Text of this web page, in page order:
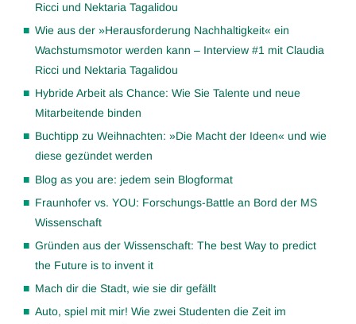
Ricci und Nektaria Tagalidou
Wie aus der »Herausforderung Nachhaltigkeit« ein
Wachstumsmotor werden kann – Interview #1 mit Claudia
Ricci und Nektaria Tagalidou
Hybride Arbeit als Chance: Wie Sie Talente und neue
Mitarbeitende binden
Buchtipp zu Weihnachten: »Die Macht der Ideen« und wie
diese gezündet werden
Blog as you are: jedem sein Blogformat
Fraunhofer vs. YOU: Forschungs-Battle an Bord der MS
Wissenschaft
Gründen aus der Wissenschaft: The best Way to predict
the Future is to invent it
Mach dir die Stadt, wie sie dir gefällt
Auto, spiel mit mir! Wie zwei Studenten die Zeit im